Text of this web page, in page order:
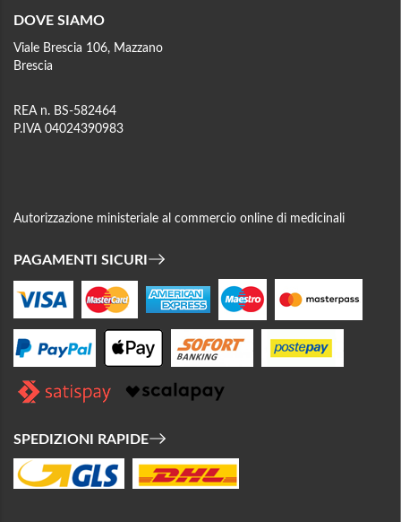
DOVE SIAMO
Viale Brescia 106, Mazzano
Brescia
REA n. BS-582464
P.IVA 04024390983
Autorizzazione ministeriale al commercio online di medicinali
PAGAMENTI SICURI
SPEDIZIONI RAPIDE